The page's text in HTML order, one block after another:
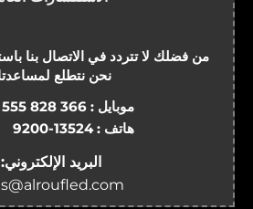
من فضلك لا تتردد في الاتصال بنا
نحن نتطلع
موبايل : 828 366
هاتف : 9200-13524
البريد الإلكتروني: